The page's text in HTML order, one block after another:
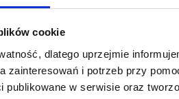
cookie
dlatego uprzejmie
zainteresowań i potrzeb przy
publikowane w serwisie oraz